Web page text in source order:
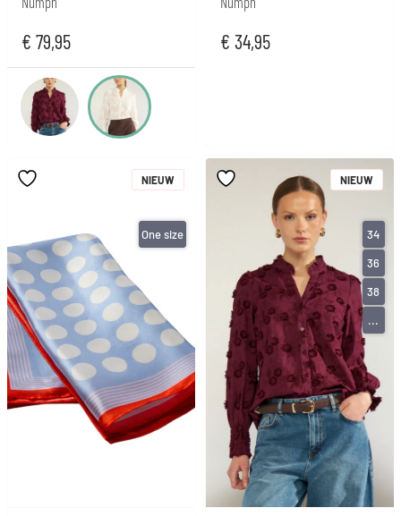
€ 79,95 € 34,95
NIEUW
One size
NIEUW
34
36
38
...